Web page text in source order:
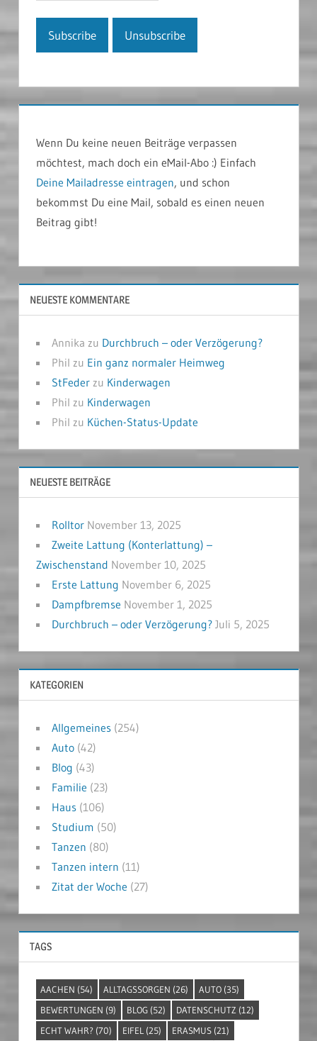
Wenn Du keine neuen Beiträge verpassen
möchtest, mach doch ein eMail-Abo :) Einfach
Deine Mailadresse eintragen, und schon
bekommst Du eine Mail, sobald es einen neuen
Beitrag gibt!
NEUESTE KOMMENTARE
Annika zu Durchbruch – oder Verzögerung?
Phil zu Ein ganz normaler Heimweg
StFederzu Kinderwagen
Phil zu Kinderwagen
Phil zu Küchen-Status-Update
NEUESTE BEITRÄGE
Rolltor November 13, 2025
Zweite Lattung (Konterlattung) –
Zwischenstand November 10, 2025
Erste Lattung November 6, 2025
Dampfbremse November 1, 2025
Durchbruch – oder Verzögerung? Juli 5, 2025
KATEGORIEN
Allgemeines(254)
Auto(42)
Blog (43)
Familie (23)
Haus(106)
Studium (50)
Tanzen (80)
Tanzen intern (11)
Zitat der Woche (27)
TAGS
AACHEN (54) ALLTAGSSORGEN (26) AUTO (35)
BEWERTUNGEN (9) BLOG (52) DATENSCHUTZ (12)
ECHT WAHR? (70) EIFEL (25) ERASMUS (21)